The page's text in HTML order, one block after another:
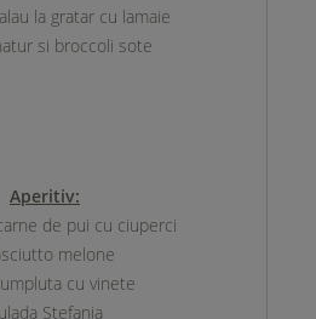
la gratar cu lamaie
si broccoli sote
Aperitiv:
de pui cu ciuperci
melone
cu vinete
Stefania